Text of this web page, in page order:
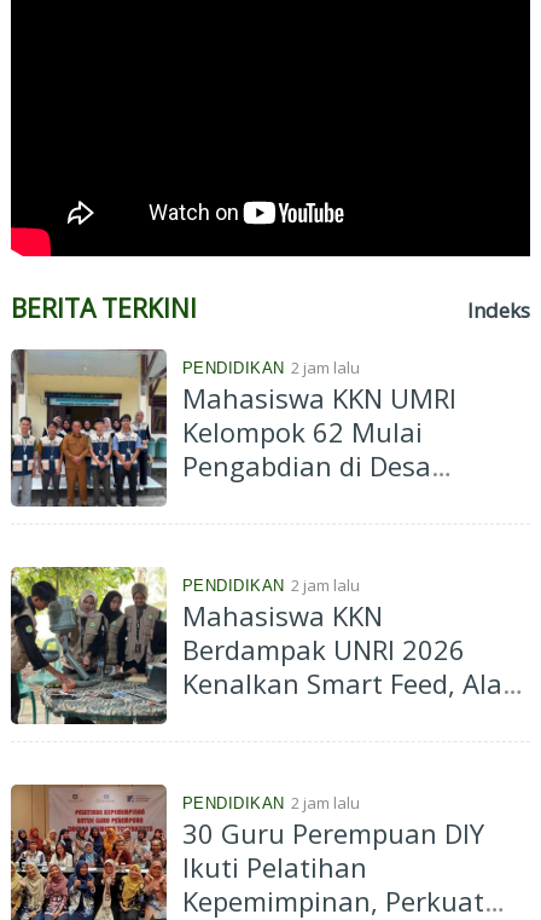
BERITA TERKINI Indeks
PENDIDIKAN 2 jam lalu
Mahasiswa KKN UMRI
Kelompok 62 Mulai
Pengabdian di Desa
"Bunsur Berseri Alam
PENDIDIKAN 2 jam lalu
Mahasiswa KKN
Berdampak UNRI 2026
Kenalkan Smart Feed, Alat
Otomatis Berbasis IoT di
PENDIDIKAN 2 jam lalu
30 Guru Perempuan DIY
Ikuti Pelatihan
Kepemimpinan, Perkuat